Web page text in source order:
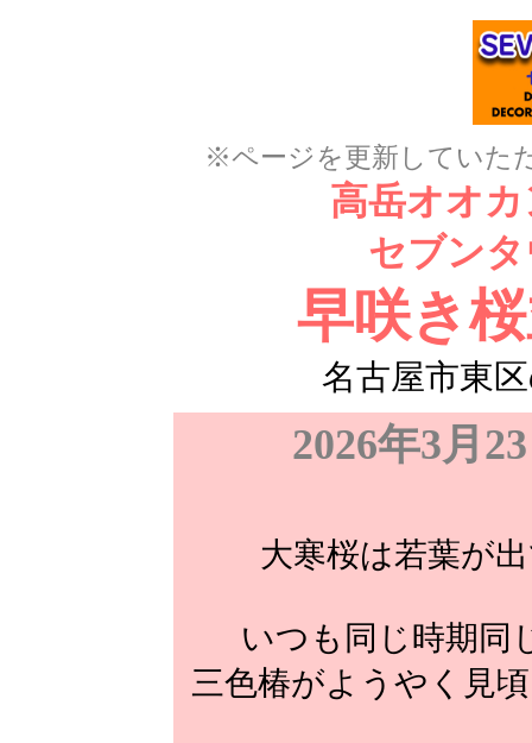
※ページを更新していた
高岳オオ
セブン
早咲き
名古屋市東
2026年3月
大寒桜は若葉が
いつも同じ時期同
三色椿がようやく見